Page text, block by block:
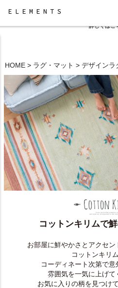
検索
夏季休業と一部地域配
詳しくはこ
HOME ラグ・マット デザインラ
コットンキリムで
お部屋に鮮やかさとアクセン
コットンキリ
コーディネート次第で意
雰囲気を一気に上げて
お気に入りの柄を見つけ